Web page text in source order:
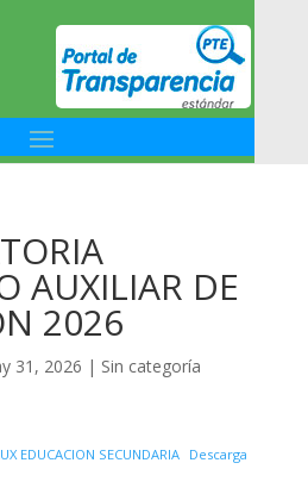
AUXILIAR DE
2026
31, 2026 | Sin categoría
EDUCACION SECUNDARIA Descarga